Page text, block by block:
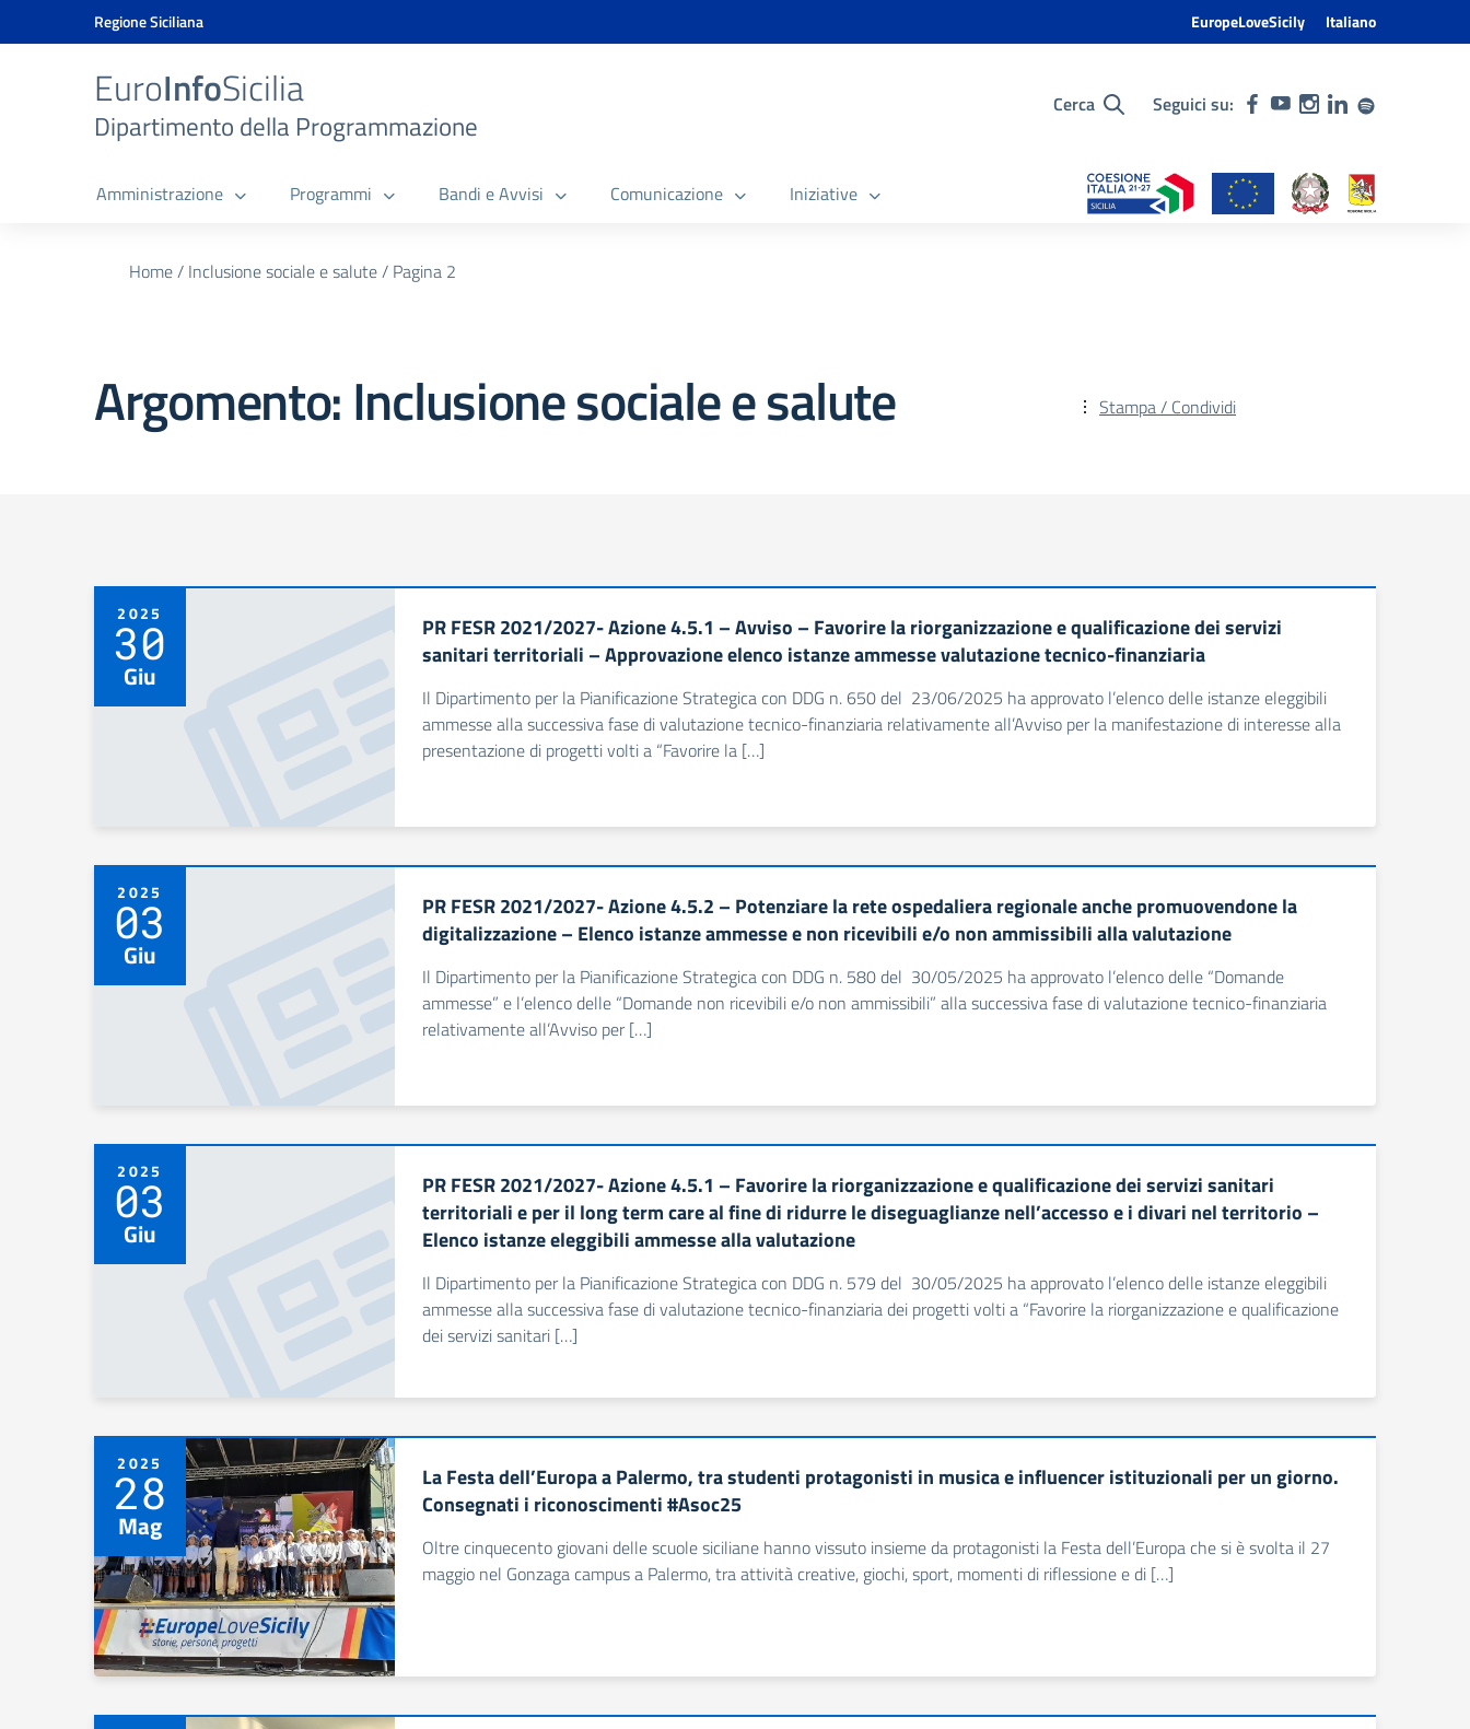
Vai ai contenuti
Vai al menu di navigazione
Vai al banner delle Cookie Policy
Regione Siciliana EuropeLoveSicily Italiano
EuroInfoSicilia
Dipartimento della Programmazione
Cerca Seguici su:
Amministrazione Programmi Bandi e Avvisi Comunicazione Iniziative
Home/ Inclusione sociale e salute/ Pagina 2
Argomento:Inclusione sociale e salute Stampa / Condividi
2025
30
Giu
PR FESR 2021/2027- Azione 4.5.1 – Avviso – Favorire la riorganizzazione e qualificazione dei servizi
sanitari territoriali – Approvazione elenco istanze ammesse valutazione tecnico-finanziaria
Il Dipartimento per la Pianificazione Strategica con DDG n. 650 del 23/06/2025 ha approvato l’elenco delle istanze eleggibili
ammesse alla successiva fase di valutazione tecnico-finanziaria relativamente all’Avviso per la manifestazione di interesse alla
presentazione di progetti volti a “Favorire la […]
2025
03
Giu
PR FESR 2021/2027- Azione 4.5.2 – Potenziare la rete ospedaliera regionale anche promuovendone la
digitalizzazione – Elenco istanze ammesse e non ricevibili e/o non ammissibili alla valutazione
Il Dipartimento per la Pianificazione Strategica con DDG n. 580 del 30/05/2025 ha approvato l’elenco delle “Domande
ammesse” e l’elenco delle “Domande non ricevibili e/o non ammissibili” alla successiva fase di valutazione tecnico-finanziaria
relativamente all’Avviso per […]
2025
03
Giu
PR FESR 2021/2027- Azione 4.5.1 – Favorire la riorganizzazione e qualificazione dei servizi sanitari
territoriali e per il long term care al fine di ridurre le diseguaglianze nell’accesso e i divari nel territorio –
Elenco istanze eleggibili ammesse alla valutazione
Il Dipartimento per la Pianificazione Strategica con DDG n. 579 del 30/05/2025 ha approvato l’elenco delle istanze eleggibili
ammesse alla successiva fase di valutazione tecnico-finanziaria dei progetti volti a “Favorire la riorganizzazione e qualificazione
dei servizi sanitari […]
2025
28
Mag
La Festa dell’Europa a Palermo, tra studenti protagonisti in musica e influencer istituzionali per un giorno.
Consegnati i riconoscimenti #Asoc25
Oltre cinquecento giovani delle scuole siciliane hanno vissuto insieme da protagonisti la Festa dell’Europa che si è svolta il 27
maggio nel Gonzaga campus a Palermo, tra attività creative, giochi, sport, momenti di riflessione e di […]